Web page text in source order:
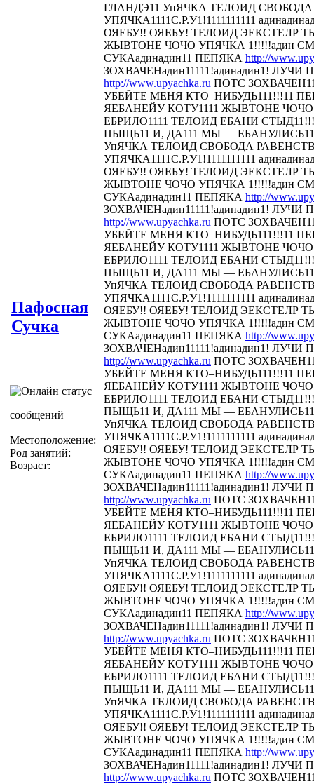
Пафосная
Сучка
сообщений
Местоположение:
Род занятий:
Возраст:
ГЛАНДЭ11 УпЯЧКА ТЕЛОИД
УПЯЧКА1111С.Р.У1!1111111111
ОЯЕБУ!! ОЯЕБУ! ТЕЛОИД ЭЕКСТЕЛР
ЖЫВТОНЕ ЧОЧО УПЯЧКА 1!!!!!адин
СУКАадинадин11 ПЕПЯКА http://
ЗОХВАЧЕНадин11111!адинадин1! ЛУЧИ
http://www.upyachka.ru ПОТС
УБЕЙТЕ МЕНЯ КТО–НИБУДЬ111!!!11
ЯЕБАНЕЙУ КОТУ1111 ЖЫВТОНЕ ЧОЧО
ЕБРИЛО1111 ТЕЛОИД ЕБАНИ СТЫД11!!!
ПЫЩЬ11 И, ДА111 МЫ —
УпЯЧКА ТЕЛОИД СВОБОДА
УПЯЧКА1111С.Р.У1!1111111111
ОЯЕБУ!! ОЯЕБУ! ТЕЛОИД ЭЕКСТЕЛР
ЖЫВТОНЕ ЧОЧО УПЯЧКА 1!!!!!адин
СУКАадинадин11 ПЕПЯКА http://
ЗОХВАЧЕНадин11111!адинадин1! ЛУЧИ
http://www.upyachka.ru ПОТС
УБЕЙТЕ МЕНЯ КТО–НИБУДЬ111!!!11
ЯЕБАНЕЙУ КОТУ1111 ЖЫВТОНЕ ЧОЧО
ЕБРИЛО1111 ТЕЛОИД ЕБАНИ СТЫД11!!!
ПЫЩЬ11 И, ДА111 МЫ —
УпЯЧКА ТЕЛОИД СВОБОДА
УПЯЧКА1111С.Р.У1!1111111111
ОЯЕБУ!! ОЯЕБУ! ТЕЛОИД ЭЕКСТЕЛР
ЖЫВТОНЕ ЧОЧО УПЯЧКА 1!!!!!адин
СУКАадинадин11 ПЕПЯКА http://
ЗОХВАЧЕНадин11111!адинадин1! ЛУЧИ
http://www.upyachka.ru ПОТС
УБЕЙТЕ МЕНЯ КТО–НИБУДЬ111!!!11
ЯЕБАНЕЙУ КОТУ1111 ЖЫВТОНЕ ЧОЧО
ЕБРИЛО1111 ТЕЛОИД ЕБАНИ СТЫД11!!!
ПЫЩЬ11 И, ДА111 МЫ —
УпЯЧКА ТЕЛОИД СВОБОДА
УПЯЧКА1111С.Р.У1!1111111111
ОЯЕБУ!! ОЯЕБУ! ТЕЛОИД ЭЕКСТЕЛР
ЖЫВТОНЕ ЧОЧО УПЯЧКА 1!!!!!адин
СУКАадинадин11 ПЕПЯКА http://
ЗОХВАЧЕНадин11111!адинадин1! ЛУЧИ
http://www.upyachka.ru ПОТС
УБЕЙТЕ МЕНЯ КТО–НИБУДЬ111!!!11
ЯЕБАНЕЙУ КОТУ1111 ЖЫВТОНЕ ЧОЧО
ЕБРИЛО1111 ТЕЛОИД ЕБАНИ СТЫД11!!!
ПЫЩЬ11 И, ДА111 МЫ —
УпЯЧКА ТЕЛОИД СВОБОДА
УПЯЧКА1111С.Р.У1!1111111111
ОЯЕБУ!! ОЯЕБУ! ТЕЛОИД ЭЕКСТЕЛР
ЖЫВТОНЕ ЧОЧО УПЯЧКА 1!!!!!адин
СУКАадинадин11 ПЕПЯКА http://
ЗОХВАЧЕНадин11111!адинадин1! ЛУЧИ
http://www.upyachka.ru ПОТС
УБЕЙТЕ МЕНЯ КТО–НИБУДЬ111!!!11
ЯЕБАНЕЙУ КОТУ1111 ЖЫВТОНЕ ЧОЧО
ЕБРИЛО1111 ТЕЛОИД ЕБАНИ СТЫД11!!!
ПЫЩЬ11 И, ДА111 МЫ —
УпЯЧКА ТЕЛОИД СВОБОДА
УПЯЧКА1111С.Р.У1!1111111111
ОЯЕБУ!! ОЯЕБУ! ТЕЛОИД ЭЕКСТЕЛР
ЖЫВТОНЕ ЧОЧО УПЯЧКА 1!!!!!адин
СУКАадинадин11 ПЕПЯКА http://
ЗОХВАЧЕНадин11111!адинадин1! ЛУЧИ
http://www.upyachka.ru ПОТС